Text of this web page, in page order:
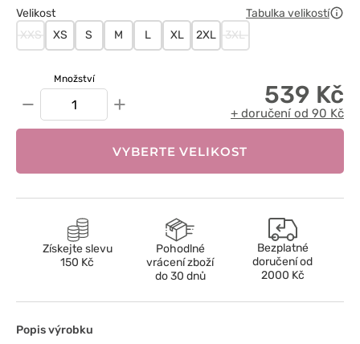
Velikost
Tabulka velikostí
XXS
XS S M L XL 2XL 3XL
Množství
− + 539 Kč
+ doručení od 90 Kč
VYBERTE VELIKOST
Získejte slevu
150 Kč
Pohodlné
vrácení zboží
do 30 dnů
Bezplatné
doručení od
2000 Kč
Popis výrobku